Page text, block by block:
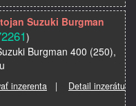
Suzuki Burgman
)
Burgman 400 (250),
inzerenta | Detail inzerátu